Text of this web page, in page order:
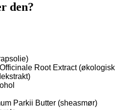
den?
Root Extract (økologisk
Parkii Butter (sheasmør)